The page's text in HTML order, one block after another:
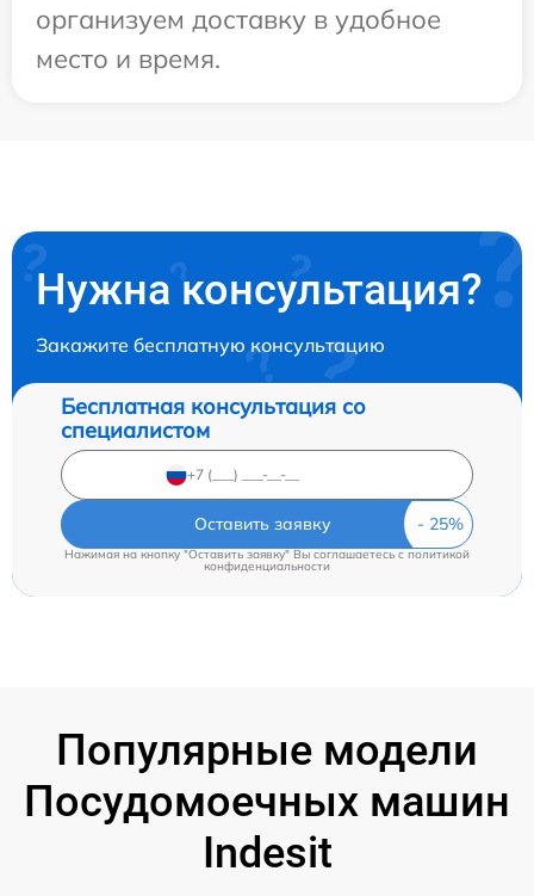
организуем доставку в удобное
место и время.
Нужна консультация?
Закажите бесплатную консультацию
Бесплатная консультация со
специалистом
Оставить заявку
Нажимая на кнопку "Оставить заявку" Вы соглашаетесь cполитикой
конфиденциальности
Популярные модели
Посудомоечных машин
Indesit